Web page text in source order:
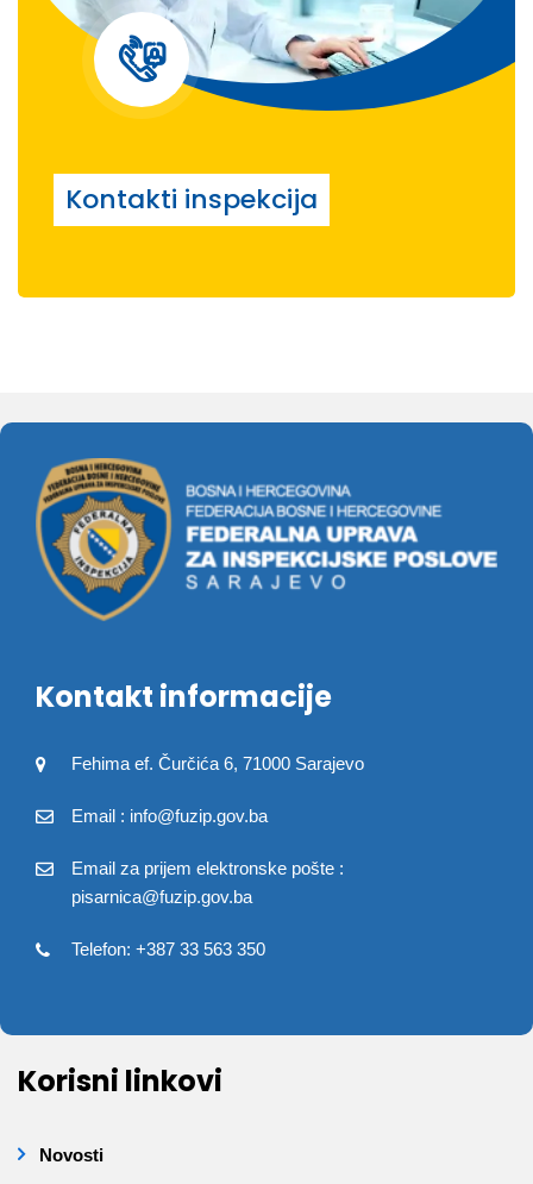
Kontakti inspekcija
Kontakt informacije
Fehima ef. Čurčića 6, 71000 Sarajevo
Email : info@fuzip.gov.ba
Email za prijem elektronske pošte :
pisarnica@fuzip.gov.ba
Telefon: +387 33 563 350
Korisni linkovi
Novosti